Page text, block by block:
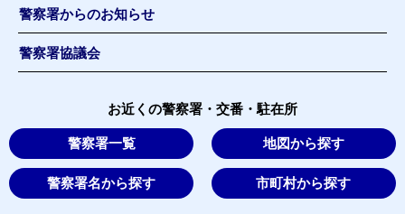
警察署からのお知らせ
警察署協議会
お近くの警察署・交番・駐在所
警察署一覧 地図から探す
警察署名から探す 市町村から探す